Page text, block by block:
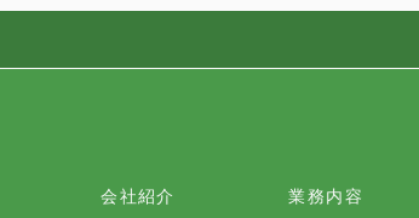
会社紹介 業務内容